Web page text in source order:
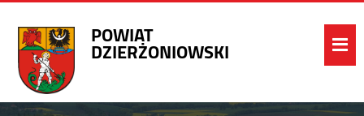
POWIAT
DZIERŻONIOWSKI